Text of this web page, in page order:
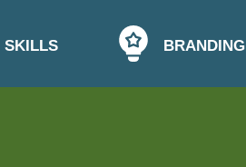
SKILLS BRANDING